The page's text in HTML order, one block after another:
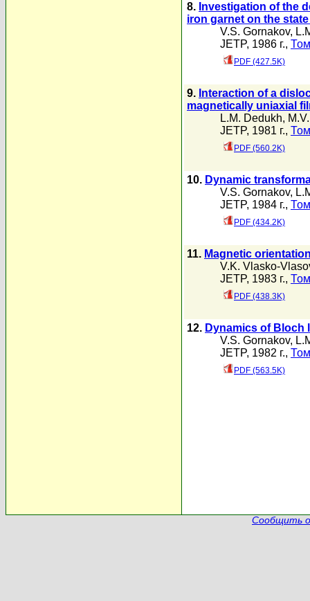
8. Investigation of the
iron garnet on the
V.S. Gornakov,
JETP, 1986 г.,
PDF (427.5K)
9. Interaction of a
magnetically uniaxial
L.M. Dedukh,
JETP, 1981 г.,
PDF (560.2K)
10. Dynamic
V.S. Gornakov,
JETP, 1984 г.,
PDF (434.2K)
11. Magnetic
V.K. Vlasko-
JETP, 1983 г.,
PDF (438.3K)
12. Dynamics of Bloch
V.S. Gornakov,
JETP, 1982 г.,
PDF (563.5K)
Сообщить о